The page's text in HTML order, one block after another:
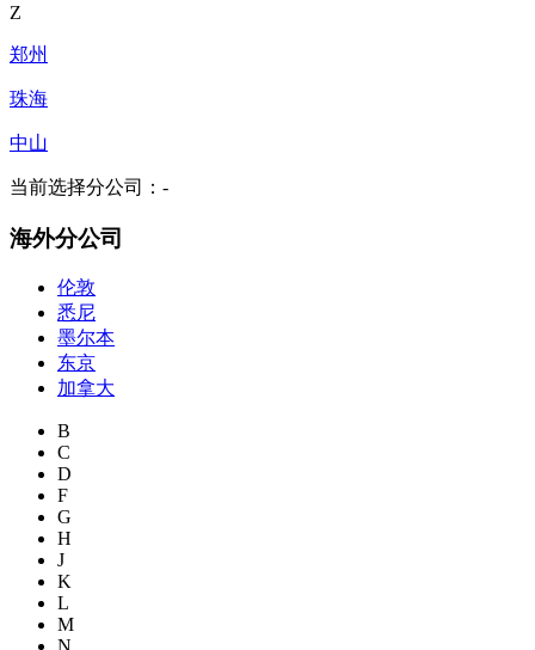
Z
郑州
珠海
中山
当前选择分公司： -
海外分公司
伦敦
悉尼
墨尔本
东京
加拿大
B
C
D
F
G
H
J
K
L
M